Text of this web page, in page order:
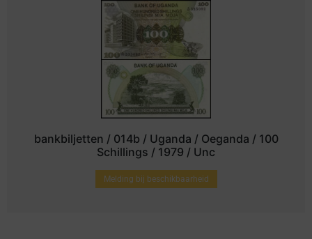
bankbiljetten / 014b / Uganda / Oeganda / 100
Schillings / 1979 / Unc
Melding bij beschikbaarheid